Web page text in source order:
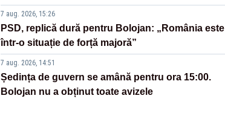
7 aug. 2026, 15:26
PSD, replică dură pentru Bolojan: „România este
într-o situație de forță majoră”
7 aug. 2026, 14:51
Ședința de guvern se amână pentru ora 15:00.
Bolojan nu a obținut toate avizele